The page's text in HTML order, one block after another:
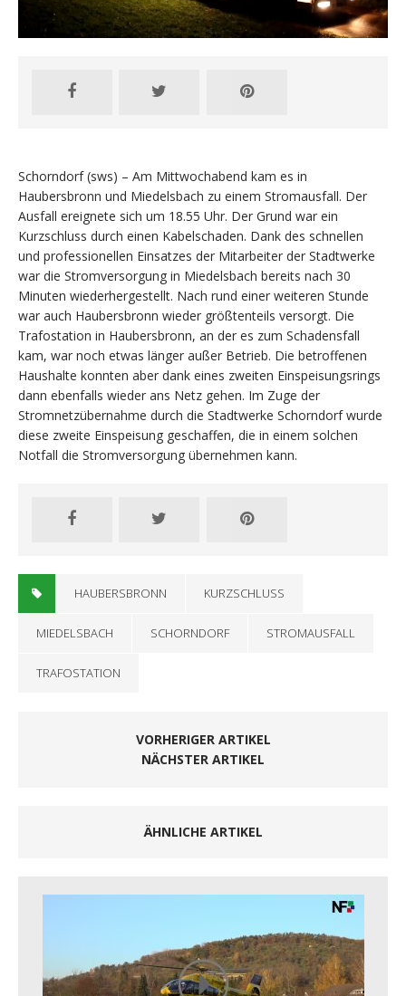
Schorndorf (sws) – Am Mittwochabend kam es in
Haubersbronn und Miedelsbach zu einem Stromausfall. Der
Ausfall ereignete sich um 18.55 Uhr. Der Grund war ein
Kurzschluss durch einen Kabelschaden. Dank des schnellen
und professionellen Einsatzes der Mitarbeiter der Stadtwerke
war die Stromversorgung in Miedelsbach bereits nach 30
Minuten wiederhergestellt. Nach rund einer weiteren Stunde
war auch Haubersbronn wieder größtenteils versorgt. Die
Trafostation in Haubersbronn, an der es zum Schadensfall
kam, war noch etwas länger außer Betrieb. Die betroffenen
Haushalte konnten aber dank eines zweiten Einspeisungsrings
dann ebenfalls wieder ans Netz gehen. Im Zuge der
Stromnetzübernahme durch die Stadtwerke Schorndorf wurde
diese zweite Einspeisung geschaffen, die in einem solchen
Notfall die Stromversorgung übernehmen kann.
HAUBERSBRONN KURZSCHLUSS
MIEDELSBACH SCHORNDORF STROMAUSFALL
TRAFOSTATION
VORHERIGER ARTIKEL
NÄCHSTER ARTIKEL
ÄHNLICHE ARTIKEL